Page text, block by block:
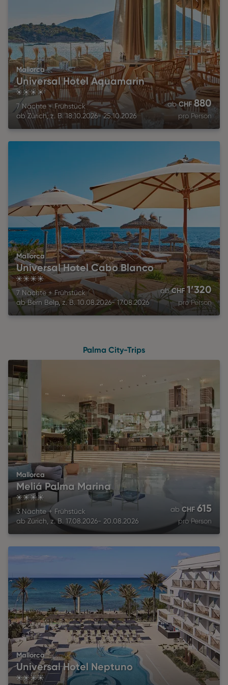
Mallorca
Universal Hotel Aquamarin
4
7 Nächte+Frühstück
ab Zürich, z. B. 18.10.2026- 25.10.2026
ab CHF880
pro Person
Mallorca
Universal Hotel Cabo Blanco
4
7 Nächte + Frühstück
ab Bern Belp, z. B. 10.08.2026- 17.08.2026
ab CHF 1’320
pro Person
Palma City-Trips
Mallorca
Meliá Palma Marina
3 Nächte+ Frühstück
ab Zürich z. B. 17.08.2026- 20.08.2026
ab CHF 615
pro Person
Mallorca
Universal Hotel Neptuno